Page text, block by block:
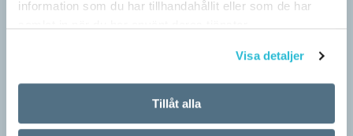
information som du har tillhandahållit eller som de har
Visa detaljer
Tillåt alla